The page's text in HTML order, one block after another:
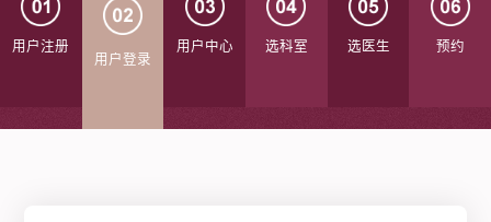
用户注册
用户登录
用户中心 选科室 选医生 预约